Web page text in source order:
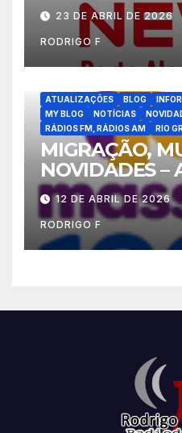
23 DE ABRIL DE 2026
RODRIGO F
ATUALIZAÇÕES BLOG
MY BLOG
NOTÍCIAS
RÁDIOS FM, RÁDIOS AM
RIO
MIGRAÇÃO,
NOVIDADES –
12 DE ABRIL DE 2026
RODRIGO F